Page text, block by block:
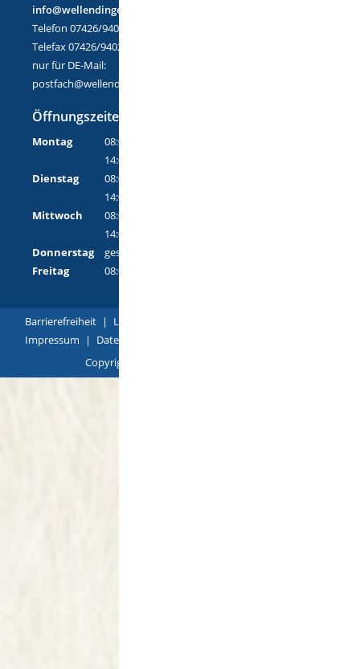
info@wellendingen.de
Telefon 07426/9402-0
Telefax 07426/9402-25
nur für DE-Mail:
postfach@wellendingen.de-mail.de
Öffnungszeiten
Montag
08:00 Uhr - 12:00 Uhr
14:00 Uhr - 18:00 Uhr
Dienstag
08:00 Uhr - 12:00 Uhr
14:00 Uhr - 16:00 Uhr
Mittwoch
08:00 Uhr - 12:00 Uhr
14:00 Uhr - 16:00 Uhr
Donnerstag
geschlossen
Freitag
08:00 Uhr - 12:00 Uhr
Barrierefreiheit | Leichte Sprache
Impressum
| Datenschutz
Copyright © 2018 |